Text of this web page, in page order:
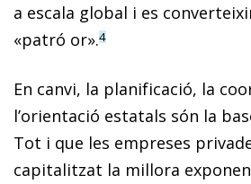
a escala global i es
«patró or».4
En canvi, la planificació, la
l’orientació estatals són la
Tot i que les empreses
capitalitzat la millora